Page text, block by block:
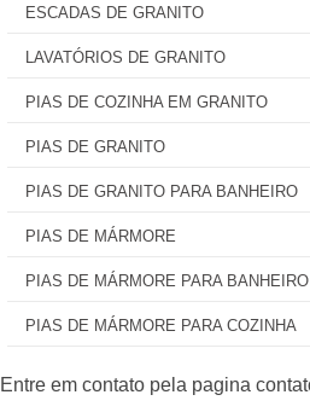
ESCADAS DE GRANITO
LAVATÓRIOS DE GRANITO
PIAS DE COZINHA EM GRANITO
PIAS DE GRANITO
PIAS DE GRANITO PARA BANHEIRO
PIAS DE MÁRMORE
PIAS DE MÁRMORE PARA BANHEIRO
PIAS DE MÁRMORE PARA COZINHA